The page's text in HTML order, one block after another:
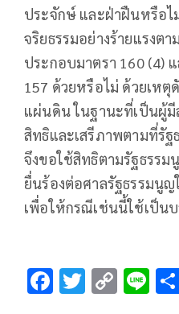
ประจักษ์ และฝ่าฝืนหรือ
จริยธรรมอย่างร้ายแรงต
ประกอบมาตรา 160 (4)
157 ด้วยหรือไม่ ด้วยเหตุ
แผ่นดิน ในฐานะที่เป็นผู้มี
สิทธิและเสรีภาพตามที่รั
จึงขอใช้สิทธิตามรัฐธรรม
ยื่นร้องต่อศาลรัฐธรรมนูญ
เพื่อให้กรณีเช่นนี้ใช้เป็น
F T C Li